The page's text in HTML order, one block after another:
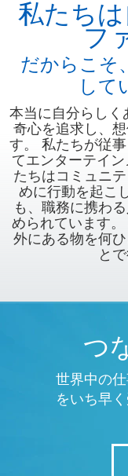
私たち
フ
だからこそ
して
本当に自分らしく
奇心を追求し、
す。 私たちが従
てエンターテイ
たちはコミュニ
めに行動を起こ
も、職務に携わ
められています
外にある物を何
と
つ
世界中の
をいち早